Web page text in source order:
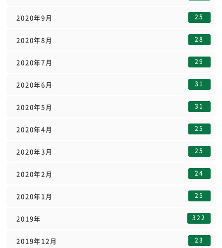
2020年9月 25
2020年8月 28
2020年7月 29
2020年6月 31
2020年5月 31
2020年4月 25
2020年3月 25
2020年2月 24
2020年1月 25
2019年 322
2019年12月 23